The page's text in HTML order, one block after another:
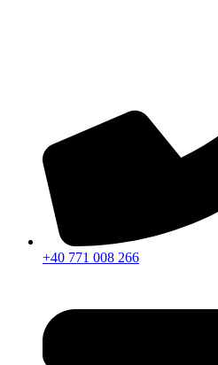
+40 771 008 266